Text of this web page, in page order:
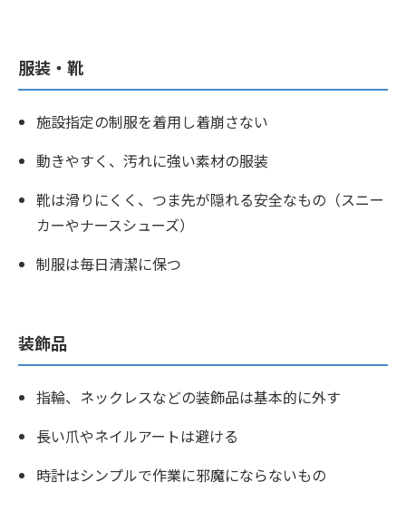
服装・靴
施設指定の制服を着用し着崩さない
動きやすく、汚れに強い素材の服装
靴は滑りにくく、つま先が隠れる安全なもの（スニー
カーやナースシューズ）
制服は毎日清潔に保つ
装飾品
指輪、ネックレスなどの装飾品は基本的に外す
長い爪やネイルアートは避ける
時計はシンプルで作業に邪魔にならないもの